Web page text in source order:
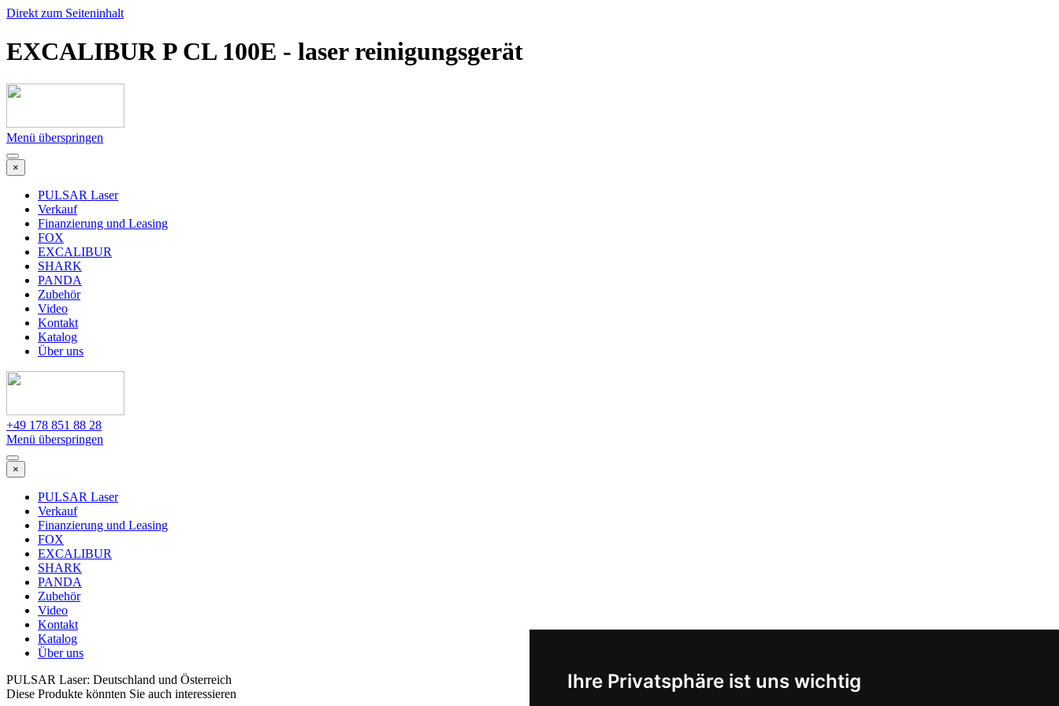
Ihre Privatsphäre ist uns wichtig
Direkt zum Seiteninhalt
EXCALIBUR P CL 100E - laser reinigungsgerät
Menü überspringen
×
PULSAR Laser
Verkauf
Finanzierung und Leasing
FOX
EXCALIBUR
SHARK
PANDA
Zubehör
Video
Kontakt
Katalog
Über uns
+49 178 851 88 28
Menü überspringen
×
PULSAR Laser
Verkauf
Finanzierung und Leasing
FOX
EXCALIBUR
SHARK
PANDA
Zubehör
Video
Kontakt
Katalog
Über uns
PULSAR Laser: Deutschland und Österreich
Diese Produkte könnten Sie auch interessieren